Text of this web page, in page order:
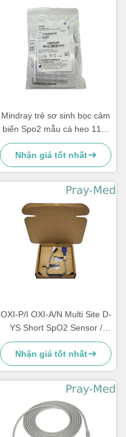
Mindray trẻ sơ sinh bọc cảm
biến Spo2 mẫu cá heo 115-
050154-00 518BLH
Nhận giá tốt nhất
OXI-P/I OXI-A/N Multi Site D-
YS Short SpO2 Sensor /
Probe TPU Jacket
Nhận giá tốt nhất